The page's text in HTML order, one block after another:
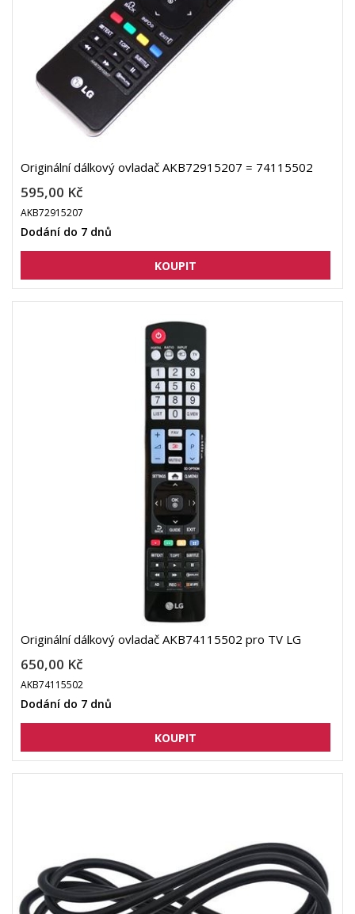
Originální dálkový ovladač AKB72915207 = 74115502
595,00 Kč
AKB72915207
Dodání do 7 dnů
Originální dálkový ovladač AKB74115502 pro TV LG
650,00 Kč
AKB74115502
Dodání do 7 dnů